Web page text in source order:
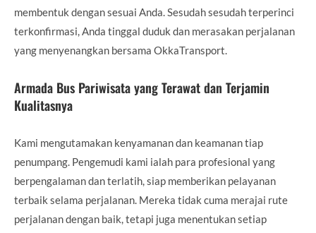
membentuk dengan sesuai Anda. Sesudah sesudah terperinci
terkonfirmasi, Anda tinggal duduk dan merasakan perjalanan
yang menyenangkan bersama OkkaTransport.
Armada Bus Pariwisata yang Terawat dan Terjamin
Kualitasnya
Kami mengutamakan kenyamanan dan keamanan tiap
penumpang. Pengemudi kami ialah para profesional yang
berpengalaman dan terlatih, siap memberikan pelayanan
terbaik selama perjalanan. Mereka tidak cuma merajai rute
perjalanan dengan baik, tetapi juga menentukan setiap